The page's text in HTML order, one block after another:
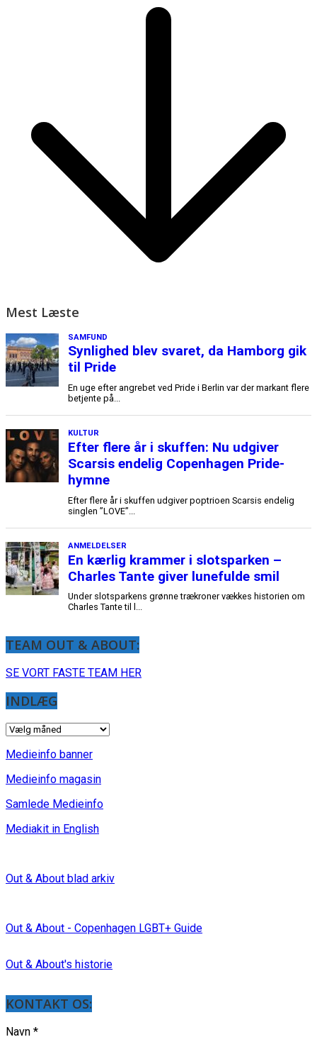
Mest Læste
TEAM OUT & ABOUT:
SE VORT FASTE TEAM HER
INDLÆG
INDLÆG
Medieinfo banner
Medieinfo magasin
Samlede Medieinfo
Mediakit in English
Out & About blad arkiv
Out & About - Copenhagen LGBT+ Guide
Out & About's historie
KONTAKT OS:
Navn *